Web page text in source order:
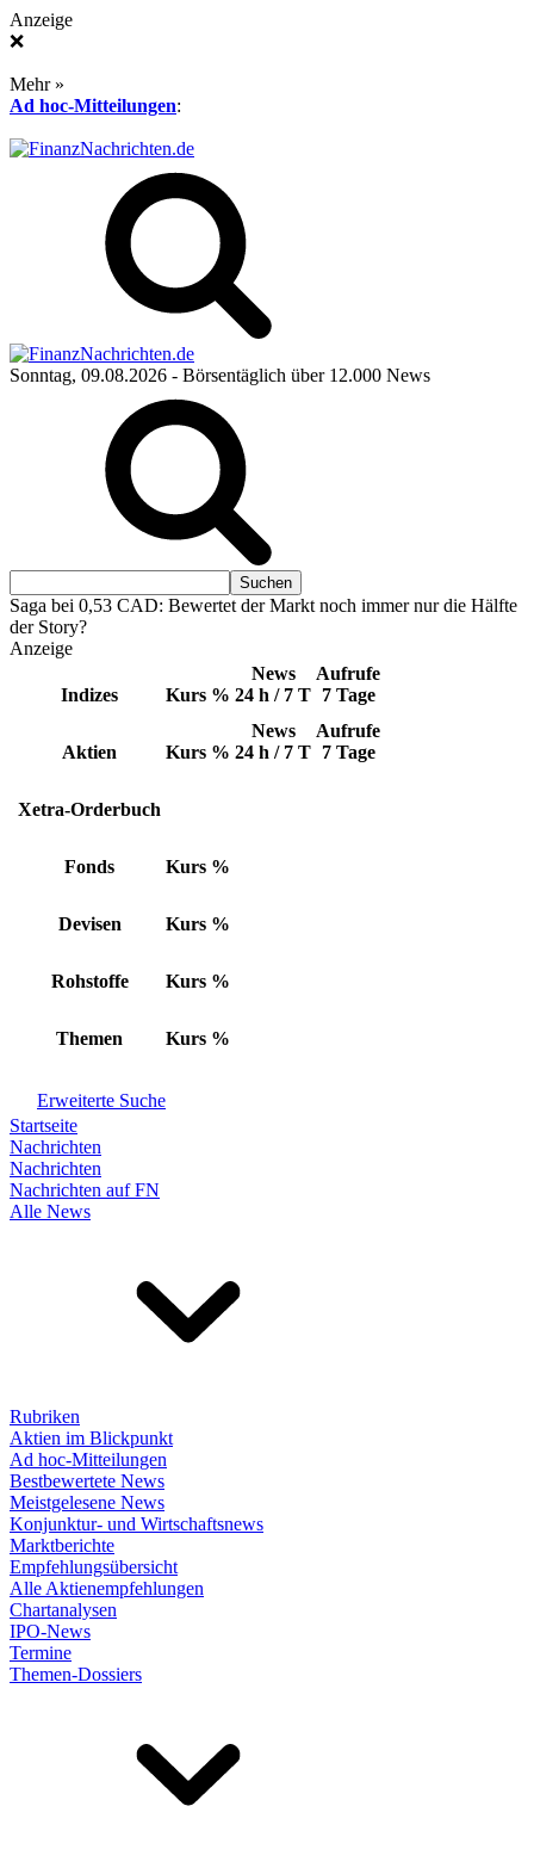
Anzeige
❌
Mehr »
Ad hoc-Mitteilungen:
Sonntag, 09.08.2026 - Börsentäglich über 12.000 News
Saga bei 0,53 CAD: Bewertet der Markt noch immer nur die Hälfte
der Story?
Anzeige
Indizes Kurs %
News
24 h / 7 T
Aufrufe
7 Tage
Aktien Kurs %
News
24 h / 7 T
Aufrufe
7 Tage
Xetra-Orderbuch
Fonds Kurs %
Devisen Kurs %
Rohstoffe Kurs %
Themen Kurs %
Erweiterte Suche
Startseite
Nachrichten
Nachrichten
Nachrichten auf FN
Alle News
Rubriken
Aktien im Blickpunkt
Ad hoc-Mitteilungen
Bestbewertete News
Meistgelesene News
Konjunktur- und Wirtschaftsnews
Marktberichte
Empfehlungsübersicht
Alle Aktienempfehlungen
Chartanalysen
IPO-News
Termine
Themen-Dossiers